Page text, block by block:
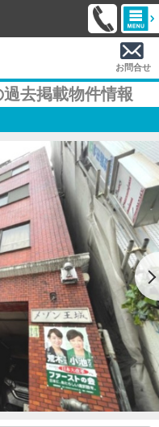
お問合せ
去掲載物件情報